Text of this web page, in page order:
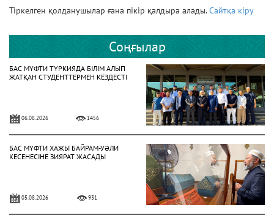
Тіркелген қолданушылар ғана пікір қалдыра алады.Сайтқа кіру
Соңғылар
БАС МҮФТИ ТҮРКИЯДА БІЛІМ АЛЫП
ЖАТҚАН СТУДЕНТТЕРМЕН КЕЗДЕСТІ
06.08.2026 1456
БАС МҮФТИ ХАЖЫ БАЙРАМ-УӘЛИ
КЕСЕНЕСІНЕ ЗИЯРАТ ЖАСАДЫ
05.08.2026 931